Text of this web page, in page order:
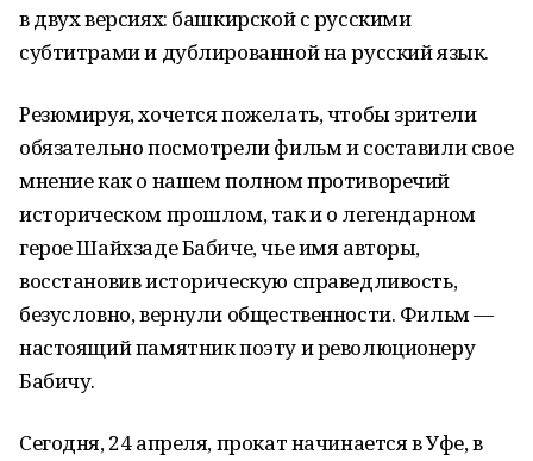
в двух версиях: башкирской с русскими
субтитрами и дублированной на русский язык.
Резюмируя, хочется пожелать, чтобы зрители
обязательно посмотрели фильм и составили свое
мнение как о нашем полном противоречий
историческом прошлом, так и о легендарном
герое Шайхзаде Бабиче, чье имя авторы,
восстановив историческую справедливость,
безусловно, вернули общественности. Фильм —
настоящий памятник поэту и революционеру
Бабичу.
Сегодня, 24 апреля, прокат начинается в Уфе, в